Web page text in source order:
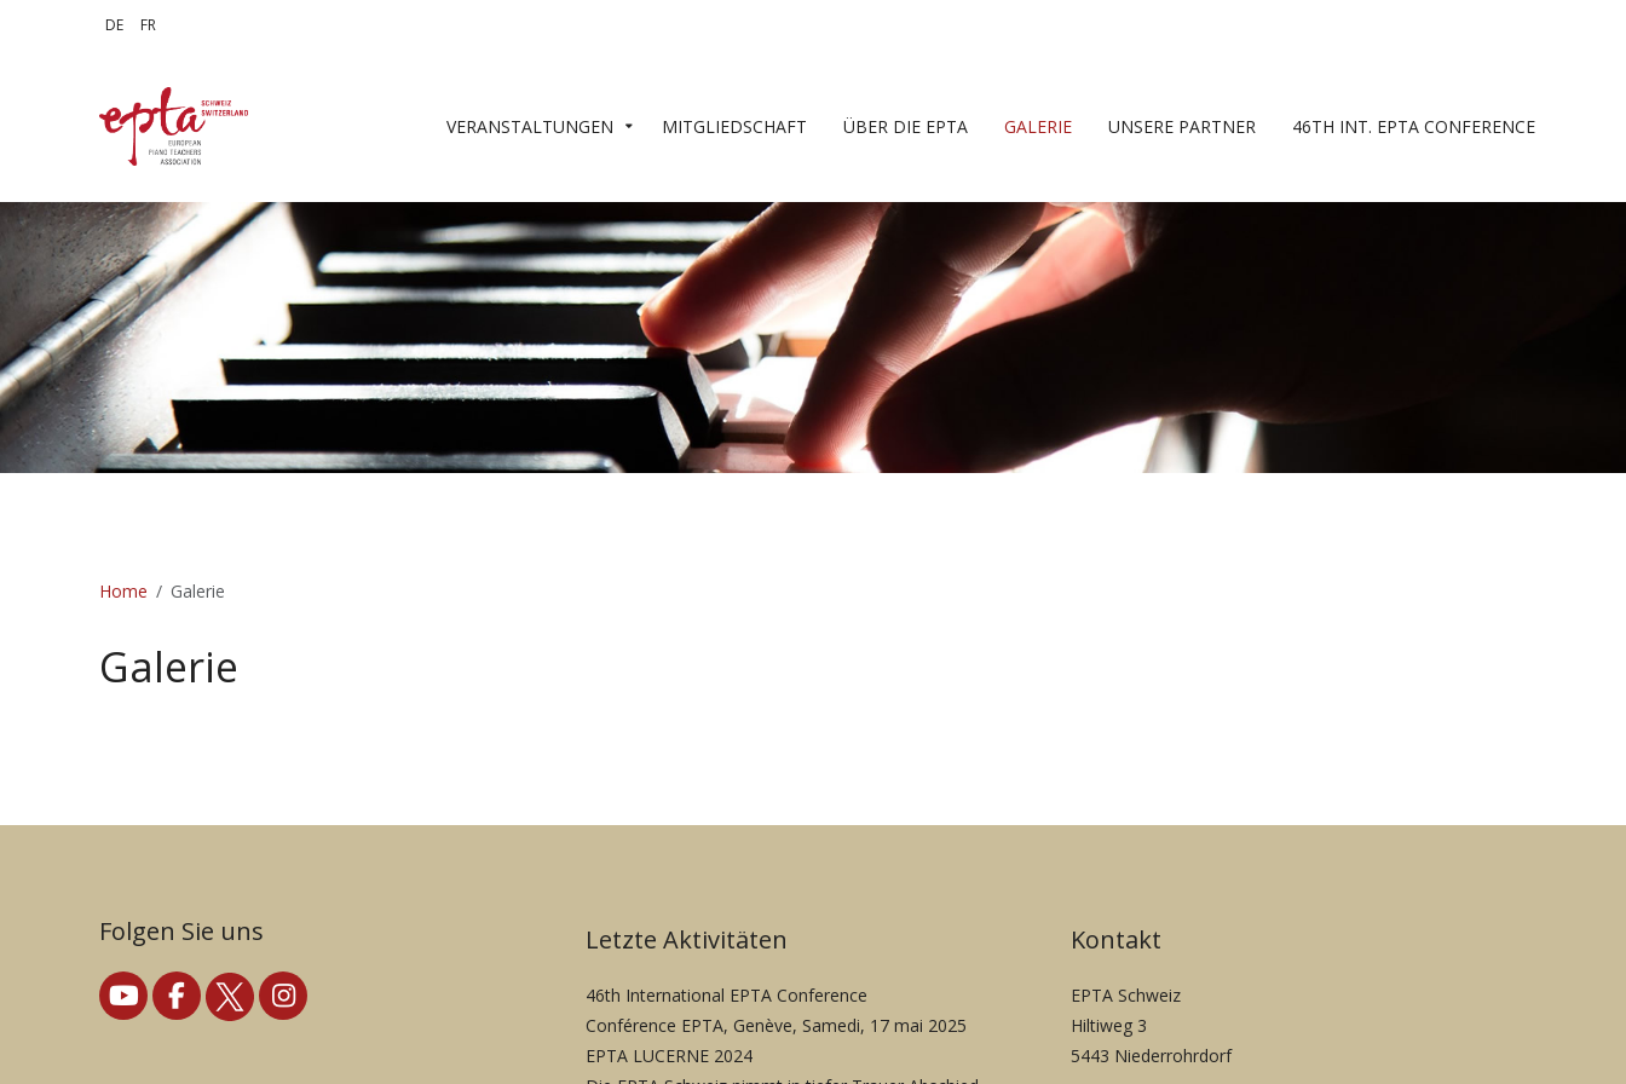
Sprache auswählen
DE FR
VERANSTALTUNGEN MITGLIEDSCHAFT ÜBER DIE EPTA GALERIE UNSERE PARTNER 46TH INT. EPTA CONFERENCE
Home Galerie
Galerie
Folgen Sie uns Letzte Aktivitäten
46th International EPTA Conference
Conférence EPTA, Genève, Samedi, 17 mai 2025
EPTA LUCERNE 2024
Kontakt
EPTA Schweiz
Hiltiweg 3
5443 Niederrohrdorf